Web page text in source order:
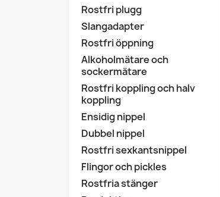
Rostfri plugg
Slangadapter
Rostfri öppning
Alkoholmätare och
sockermätare
Rostfri koppling och halv
koppling
Ensidig nippel
Dubbel nippel
Rostfri sexkantsnippel
Flingor och pickles
Rostfria stänger